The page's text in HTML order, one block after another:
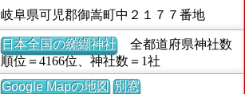
岐阜県可児郡御嵩町中２１７７番地
日本全国の纐纈神社全都道府県神社数
順位＝4166位、神社数＝1社
Google Mapの地図 別窓